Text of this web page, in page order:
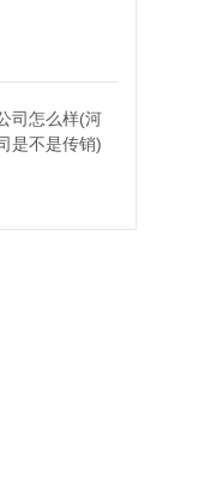
司怎么样(河
是不是传销)